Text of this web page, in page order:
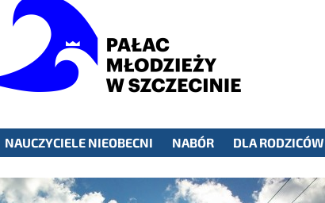
NAUCZYCIELE NIEOBECNI NABÓR DLA RODZICÓW